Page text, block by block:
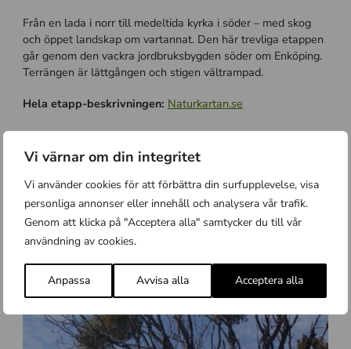
Vi värnar om din integritet
Vi använder cookies för att förbättra din surfupplevelse, visa
personliga annonser eller innehåll och analysera vår trafik.
Genom att klicka på "Acceptera alla" samtycker du till vår
användning av cookies.
Anpassa Avvisa alla Acceptera alla
Från en lada i norr till medeltida kyrka i söder – med skog
och öppet landskap om vartannat. Den här trevliga etappen
går genom den vackra jordbruksbygden söder om Enköping.
Terrängen är lättgången och stigen vältrampad.
Hela etapp-beskrivningen: Naturkartan.se